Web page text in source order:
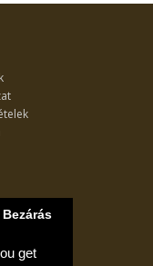
get
Bezárás